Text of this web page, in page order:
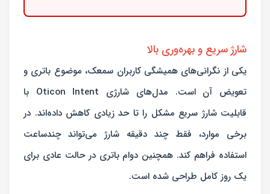
شارژ سریع و بهره‌وری بالا
یکی از نگرانی‌های همیشگی کاربران سمعک، موضوع باتری و
تعویض آن است. مدل‌های شارژی Oticon Intent با
قابلیت شارژ سریع مشکل را تا حد زیادی کاهش داده‌اند. در
برخی موارد، فقط چند دقیقه شارژ می‌تواند چندساعت
استفاده فراهم کند. همچنین دوام باتری در حالت عادی برای
یک روز کامل طراحی شده است.